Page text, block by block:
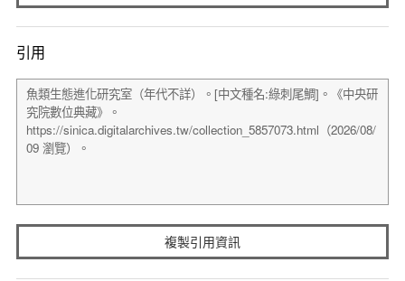
引用
複製引用資訊